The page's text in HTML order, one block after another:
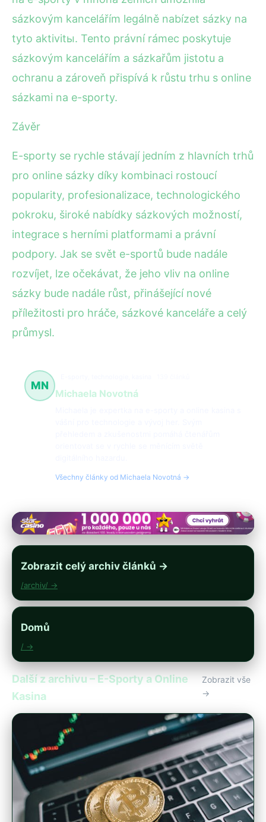
sázkovým kancelářím legálně nabízet sázky na
tyto aktivitы. Tento právní rámec poskytuje
sázkovým kancelářím a sázkařům jistotu a
ochranu a zároveň přispívá k růstu trhu s online
sázkami na e-sporty.
Závěr
E-sporty se rychle stávají jedním z hlavních trhů
pro online sázky díky kombinaci rostoucí
popularity, profesionalizace, technologického
pokroku, široké nabídky sázkových možností,
integrace s herními platformami a právní
podpory. Jak se svět e-sportů bude nadále
rozvíjet, lze očekávat, že jeho vliv na online
sázky bude nadále růst, přinášející nové
příležitosti pro hráče, sázkové kanceláře a celý
průmysl.
MN
Michaela Novotná
Všechny články od Michaela Novotná →
Zobrazit celý archiv článků →
/archiv/ →
Domů
/ →
Další z archivu – E-Sporty a Online
Kasina
Zobrazit vše
→